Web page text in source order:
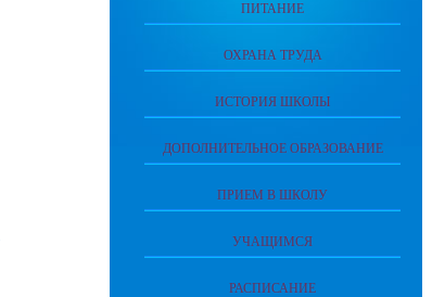
ПИТАНИЕ
ОХРАНА ТРУДА
ИСТОРИЯ ШКОЛЫ
ДОПОЛНИТЕЛЬНОЕ ОБРАЗОВАНИЕ
ПРИЕМ В ШКОЛУ
УЧАЩИМСЯ
РАСПИСАНИЕ